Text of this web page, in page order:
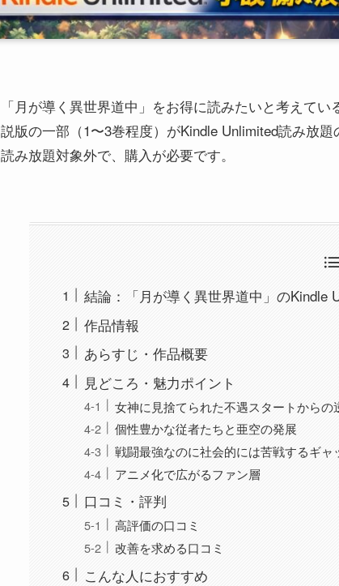
「月が導く異世界道中」をお得に読みたいと考えて
説版の一部（1〜3巻程度）がKindle Unlimited読み放
読み放題対象外で、購入が必要です。
結論：「月が導く異世界道中」のKindle
作品情報
あらすじ・作品概要
見どころ・魅力ポイント
女神に見捨てられた不遇スタートからの
個性豊かな従者たちと亜空の発展
戦闘最強なのに社会的には苦戦するギャ
アニメ化で広がるファン層
口コミ・評判
高評価の口コミ
改善を求める口コミ
こんな人におすすめ